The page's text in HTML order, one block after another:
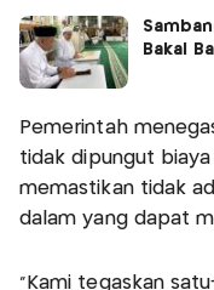
Bakal
Pemerintah
tidak dipungut biaya
memastikan tidak
dalam yang dapat
"Kami tegaskan